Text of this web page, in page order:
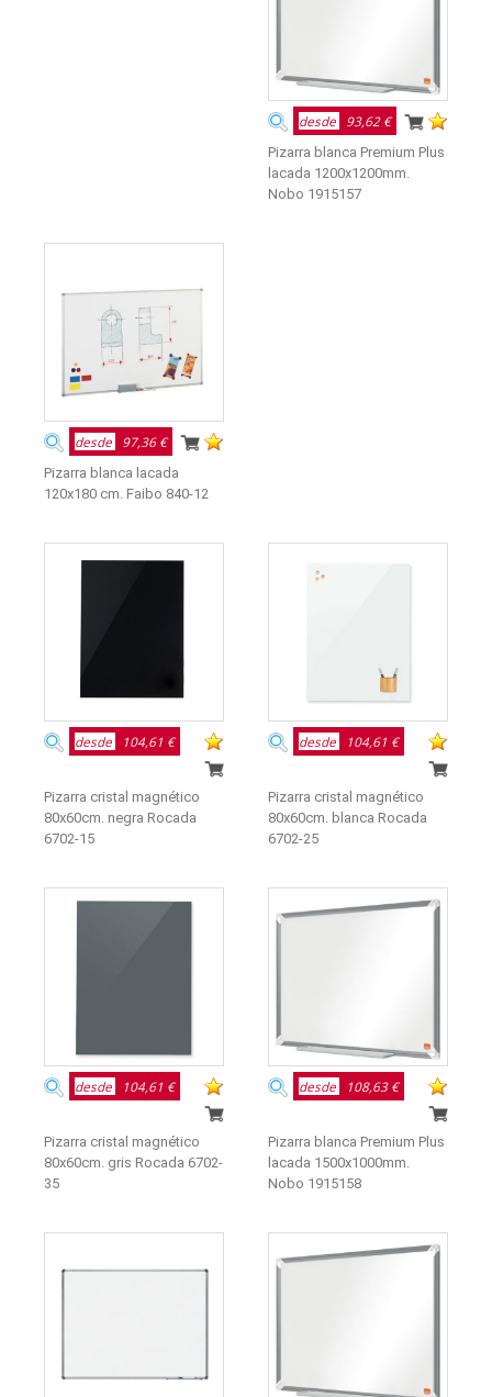
desde 93,62 €
Pizarra blanca Premium Plus
lacada 1200x1200mm.
Nobo 1915157
desde 97,36 €
Pizarra blanca lacada
120x180 cm. Faibo 840-12
desde 104,61 €
Pizarra cristal magnético
80x60cm. negra Rocada
6702-15
desde 104,61 €
Pizarra cristal magnético
80x60cm. blanca Rocada
6702-25
desde 104,61 €
Pizarra cristal magnético
80x60cm. gris Rocada 6702-
35
desde 108,63 €
Pizarra blanca Premium Plus
lacada 1500x1000mm.
Nobo 1915158